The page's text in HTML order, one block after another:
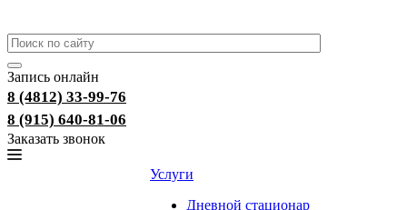
Запись онлайн
8 (4812) 33-99-76
8 (915) 640-81-06
Заказать звонок
Услуги
Дневной стационар